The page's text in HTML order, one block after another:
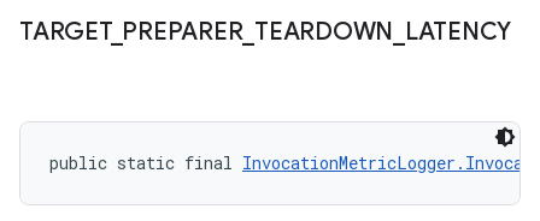
TARGET_ PREPARER_ TEARDOWN LATENCY
public static final